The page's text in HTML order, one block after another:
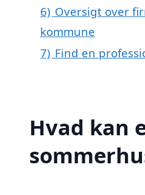
6) Oversigt over
kommune
7) Find en
Hvad kan